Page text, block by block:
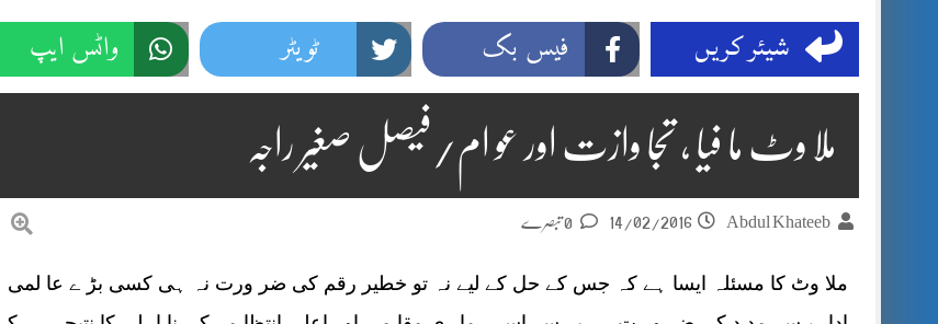
شیئر کریں فیس بک ٹویٹر واٹس ایپ
ملا وٹ ما فیا ، تجا وازت اور عو ام/فیصل صغیر راجہ
Abdul Khateeb
14/02/2016
ملا وٹ کا مسئلہ ایسا ہے کہ جس کے حل کے لیے نہ تو خطیر رقم کی ضر ورت نہ ہی کسی بڑ ے عا لمی